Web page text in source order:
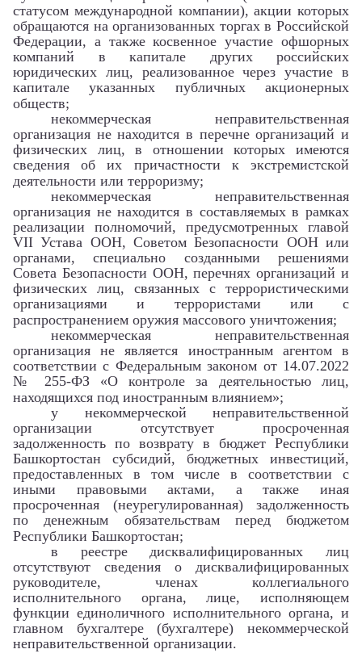
статусом международной компании), акции которых
обращаются на организованных торгах в Российской
Федерации, а также косвенное участие офшорных
компаний в капитале других российских
юридических лиц, реализованное через участие в
капитале указанных публичных акционерных
обществ;
некоммерческая неправительственная
организация не находится в перечне организаций и
физических лиц, в отношении которых имеются
сведения об их причастности к экстремистской
деятельности или терроризму;
некоммерческая неправительственная
организация не находится в составляемых в рамках
реализации полномочий, предусмотренных главой
VII Устава ООН, Советом Безопасности ООН или
органами, специально созданными решениями
Совета Безопасности ООН, перечнях организаций и
физических лиц, связанных с террористическими
организациями и террористами или с
распространением оружия массового уничтожения;
некоммерческая неправительственная
организация не является иностранным агентом в
соответствии с Федеральным законом от 14.07.2022
№ 255-ФЗ «О контроле за деятельностью лиц,
находящихся под иностранным влиянием»;
у некоммерческой неправительственной
организации отсутствует просроченная
задолженность по возврату в бюджет Республики
Башкортостан субсидий, бюджетных инвестиций,
предоставленных в том числе в соответствии с
иными правовыми актами, а также иная
просроченная (неурегулированная) задолженность
по денежным обязательствам перед бюджетом
Республики Башкортостан;
в реестре дисквалифицированных лиц
отсутствуют сведения о дисквалифицированных
руководителе, членах коллегиального
исполнительного органа, лице, исполняющем
функции единоличного исполнительного органа, и
главном бухгалтере (бухгалтере) некоммерческой
неправительственной организации.